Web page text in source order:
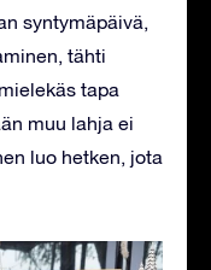
syntymäpäivä,
tähti
tapa
muu lahja ei
luo hetken, jota